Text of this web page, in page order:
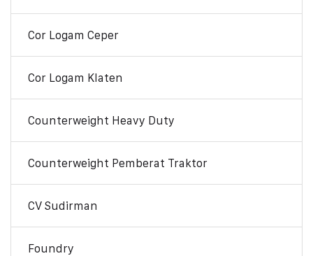
Cor Logam Ceper
Cor Logam Klaten
Counterweight Heavy Duty
Counterweight Pemberat Traktor
CV Sudirman
Foundry